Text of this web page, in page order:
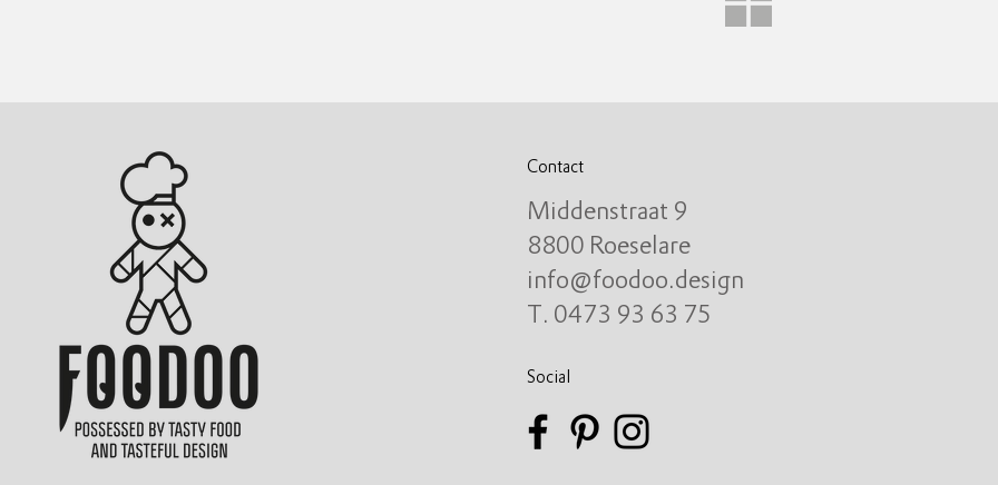
Contact
Middenstraat 9
8800 Roeselare
info@foodoo.design
T. 0473 93 63 75
Social